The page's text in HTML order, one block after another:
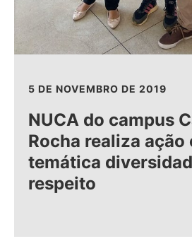
5 DE NOVEMBRO DE 2019
NUCA do campus
Rocha realiza ação
temática
respeito